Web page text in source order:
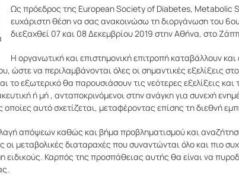
Ως πρόεδρος της European Society of Diabetes, Metabolic
ευχάριστη θέση να σας ανακοινώσω τη διοργάνωση του
διεξαχθεί 07 και 08 Δεκεμβρίου 2019 στην Αθήνα, στο
H οργανωτική και επιστημονική επιτροπή καταβάλλουν
ώστε να περιλαμβάνονται όλες οι σημαντικές εξελίξεις
το εξωτερικό θα παρουσιάσουν τις νεότερες εξελίξεις
ή μή , ανταποκρινόμενοι στην ανάγκη για συνεχή
αυτό σχετίζεται, μεταφέροντας επίσης τη διεθνή
απόψεων καθώς και βήμα προβληματισμού και
μεταβολικές διαταραχές που συναντώνται όλο και πιο
ειδικούς. Καρπός της προσπάθειας αυτής θα είναι να